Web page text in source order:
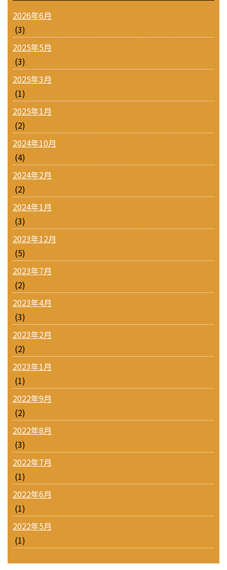
2026年6月
(3)
2025年5月
(3)
2025年3月
(1)
2025年1月
(2)
2024年10月
(4)
2024年2月
(2)
2024年1月
(3)
2023年12月
(5)
2023年7月
(2)
2023年4月
(3)
2023年2月
(2)
2023年1月
(1)
2022年9月
(2)
2022年8月
(3)
2022年7月
(1)
2022年6月
(1)
2022年5月
(1)